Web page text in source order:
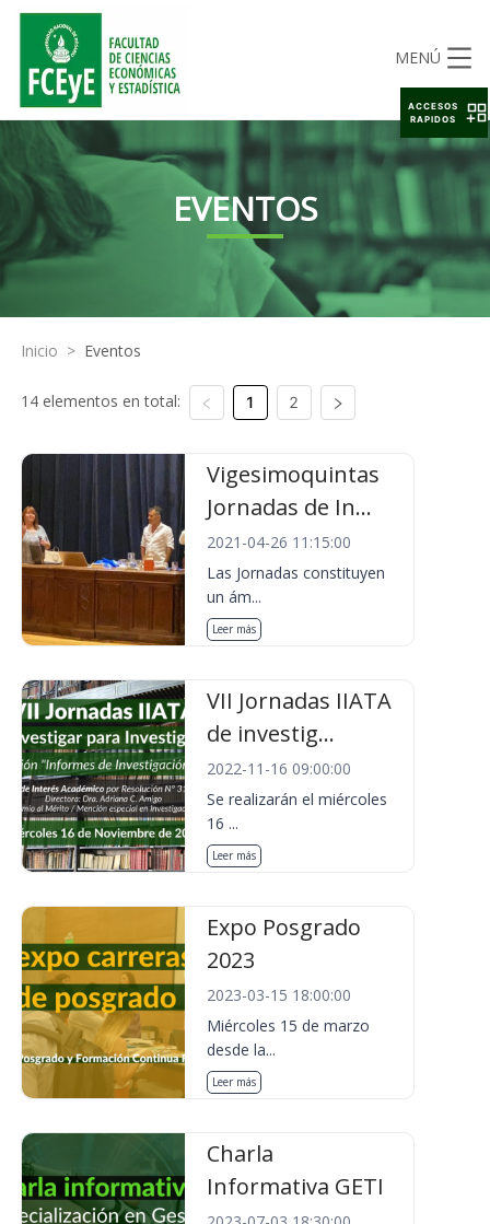
MENÚ
EVENTOS
Inicio > Eventos
14 elementos en total: 1 2
Vigesimoquintas
Jornadas de In...
2021-04-26 11:15:00
Las Jornadas constituyen
un ám...
Leer más
VII Jornadas IIATA
de investig...
2022-11-16 09:00:00
Se realizarán el miércoles
16 ...
Leer más
Expo Posgrado
2023
2023-03-15 18:00:00
Miércoles 15 de marzo
desde la...
Leer más
Charla
Informativa GETI
ACCESOS
RAPIDOS